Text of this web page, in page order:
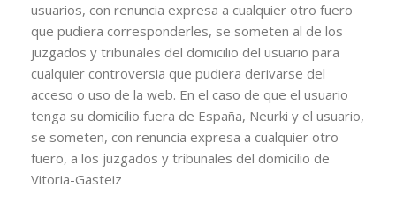
usuarios, con renuncia expresa a cualquier otro fuero
que pudiera corresponderles, se someten al de los
juzgados y tribunales del domicilio del usuario para
cualquier controversia que pudiera derivarse del
acceso o uso de la web. En el caso de que el usuario
tenga su domicilio fuera de España, Neurki y el usuario,
se someten, con renuncia expresa a cualquier otro
fuero, a los juzgados y tribunales del domicilio de
Vitoria-Gasteiz